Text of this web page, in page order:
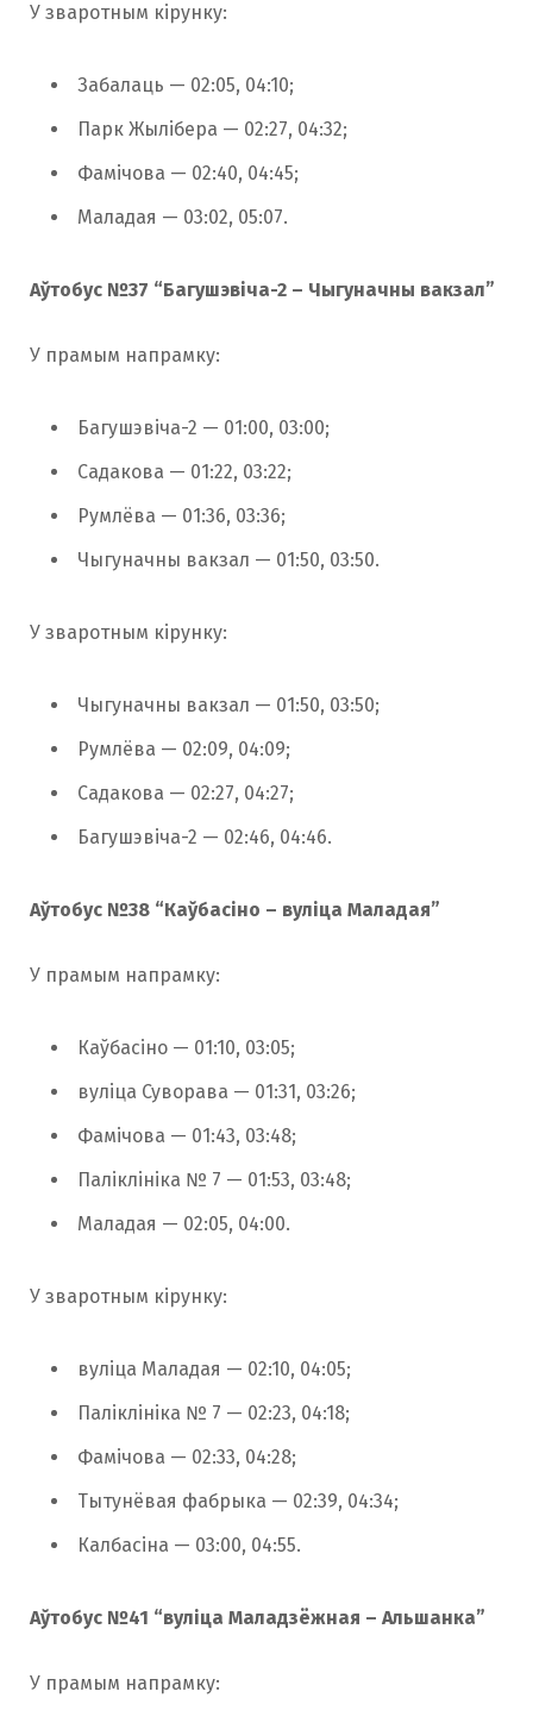
У зваротным кірунку:
Забалаць — 02:05, 04:10;
Парк Жылібера — 02:27, 04:32;
Фамічова — 02:40, 04:45;
Маладая — 03:02, 05:07.
Аўтобус №37 “Багушэвіча-2 – Чыгуначны вакзал”
У прамым напрамку:
Багушэвіча-2 — 01:00, 03:00;
Садакова — 01:22, 03:22;
Румлёва — 01:36, 03:36;
Чыгуначны вакзал — 01:50, 03:50.
У зваротным кірунку:
Чыгуначны вакзал — 01:50, 03:50;
Румлёва — 02:09, 04:09;
Садакова — 02:27, 04:27;
Багушэвіча-2 — 02:46, 04:46.
Аўтобус №38 “Каўбасіно – вуліца Маладая”
У прамым напрамку:
Каўбасіно — 01:10, 03:05;
вуліца Суворава — 01:31, 03:26;
Фамічова — 01:43, 03:48;
Паліклініка № 7 — 01:53, 03:48;
Маладая — 02:05, 04:00.
У зваротным кірунку:
вуліца Маладая — 02:10, 04:05;
Паліклініка № 7 — 02:23, 04:18;
Фамічова — 02:33, 04:28;
Тытунёвая фабрыка — 02:39, 04:34;
Калбасіна — 03:00, 04:55.
Аўтобус №41 “вуліца Маладзёжная – Альшанка”
У прамым напрамку: